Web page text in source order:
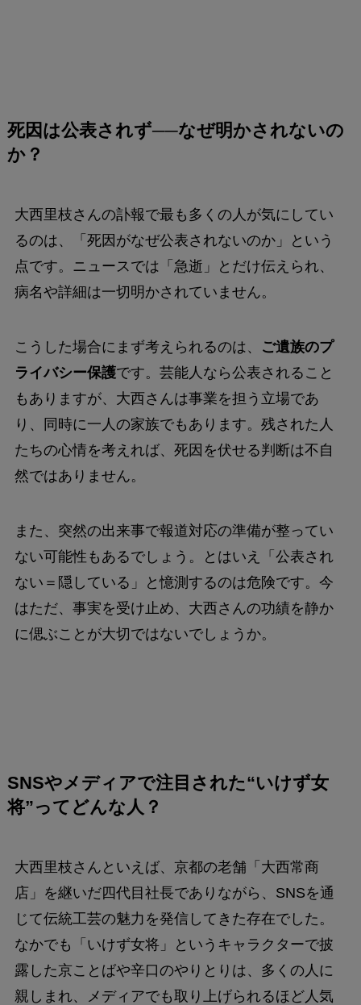
死因は公表されず──なぜ明かされないの
か？
大西里枝さんの訃報で最も多くの人が気にしてい
るのは、「死因がなぜ公表されないのか」という
点です。ニュースでは「急逝」とだけ伝えられ、
病名や詳細は一切明かされていません。
こうした場合にまず考えられるのは、
ご遺族のプ
ライバシー保護です。芸能人なら公表されること
もありますが、大西さんは事業を担う立場であ
り、同時に一人の家族でもあります。残された人
たちの心情を考えれば、死因を伏せる判断は不自
然ではありません。
また、突然の出来事で報道対応の準備が整ってい
ない可能性もあるでしょう。とはいえ「公表され
ない＝隠している」と憶測するのは危険です。今
はただ、事実を受け止め、大西さんの功績を静か
に偲ぶことが大切ではないでしょうか。
SNSやメディアで注目された“いけず女
将”ってどんな人？
大西里枝さんといえば、京都の老舗「大西常商
店」を継いだ四代目社長でありながら、SNSを通
じて伝統工芸の魅力を発信してきた存在でした。
なかでも「いけず女将」というキャラクターで披
露した京ことばや辛口のやりとりは、多くの人に
親しまれ、メディアでも取り上げられるほど人気